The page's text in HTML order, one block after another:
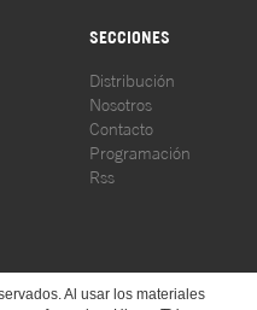
SECCIONES
Distribución
Nosotros
Contacto
Programación
Rss
Al usar los materiales